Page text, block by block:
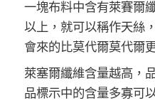
一塊布料中含有萊賽爾
以上，就可以稱作天絲
會來的比莫代爾莫代爾
萊塞爾纖維含量越高，
品標示中的含量多寡可